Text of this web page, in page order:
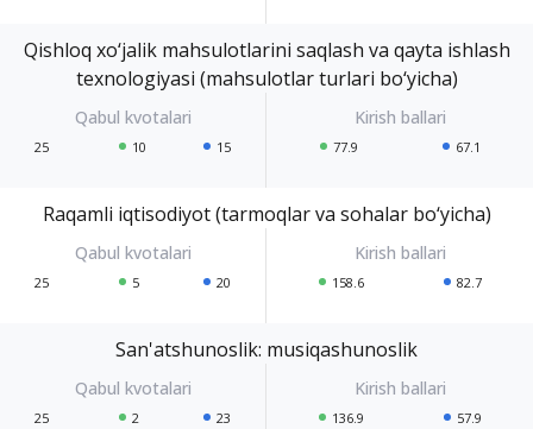
Qishloq xo‘jalik mahsulotlarini saqlash va qayta ishlash
texnologiyasi (mahsulotlar turlari bo‘yicha)
25 10 15 77.9 67.1
Raqamli iqtisodiyot (tarmoqlar va sohalar bo‘yicha)
25 5 20 158.6 82.7
San'atshunoslik: musiqashunoslik
25 2 23 136.9 57.9